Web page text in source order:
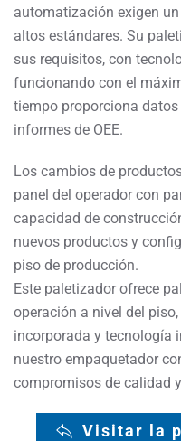
automatización exigen
altos estándares. Su
sus requisitos, con
funcionando con el
tiempo proporciona
informes de OEE.
Los cambios de
panel del operador con
capacidad de
nuevos productos y
piso de producción.
Este paletizador ofrece
operación a nivel del
incorporada y tecnología
nuestro empaquetador
compromisos de calidad
Visitar la